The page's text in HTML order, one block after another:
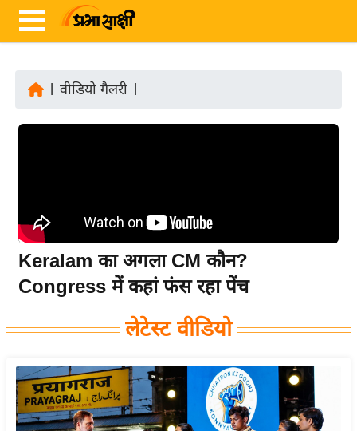
रा
ष्ट्री
य
अं
र्रा
य
बि
ज़
वीडियो गैलरी
Keralam का अगला CM कौन?
Congress में कहां फंस रहा पेंच
लेटेस्ट वीडियो